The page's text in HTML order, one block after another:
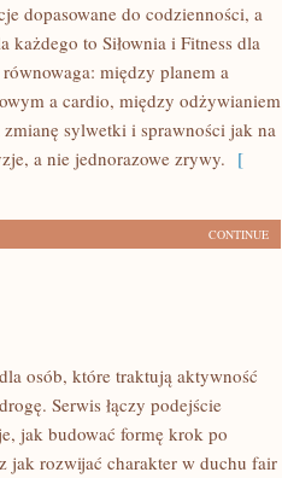
dopasowane do codzienności, a
każdego to Siłownia i Fitness dla
między planem a
a cardio, między odżywianiem
sylwetki i sprawności jak na
a nie jednorazowe zrywy. [
CONTINUE
osób, które traktują aktywność
Serwis łączy podejście
jak budować formę krok po
jak rozwijać charakter w duchu fair